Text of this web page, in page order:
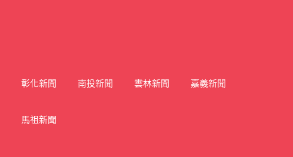
彰化新聞 南投新聞 雲林新聞 嘉義新聞
馬祖新聞